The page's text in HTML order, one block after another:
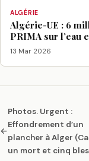
ALGÉRIE
Algérie-UE : 6
PRIMA sur l’eau
13 Mar 2026
←
Photos. Urgent :
Effondrement d’un
plancher à Alger
un mort et cinq